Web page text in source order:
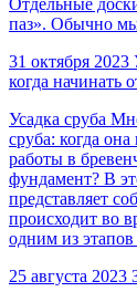
паз». Обычно
31 октября 2023
когда начинать
Усадка сруба
сруба: когда
работы в
фундамент? В
представляет
происходит во
одним из
25 августа 2023